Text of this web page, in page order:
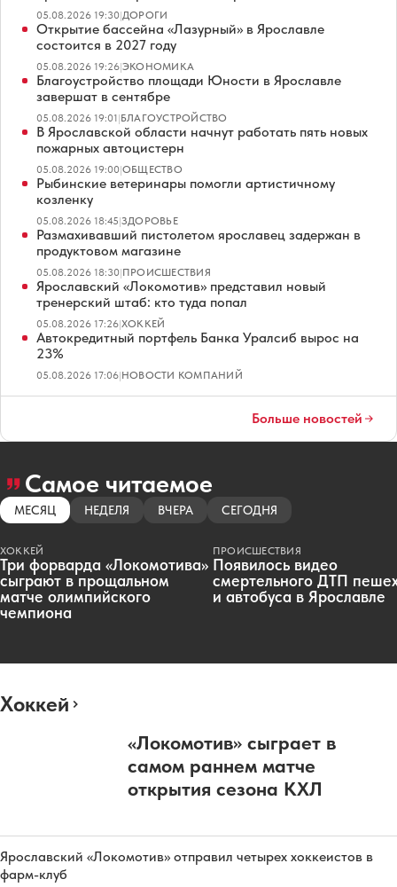
05.08.2026 19:30|ДОРОГИ
Открытие бассейна «Лазурный» в Ярославле
состоится в 2027 году
05.08.2026 19:26|ЭКОНОМИКА
Благоустройство площади Юности в Ярославле
завершат в сентябре
05.08.2026 19:01|БЛАГОУСТРОЙСТВО
В Ярославской области начнут работать пять новых
пожарных автоцистерн
05.08.2026 19:00|ОБЩЕСТВО
Рыбинские ветеринары помогли артистичному
козленку
05.08.2026 18:45|ЗДОРОВЬЕ
Размахивавший пистолетом ярославец задержан в
продуктовом магазине
05.08.2026 18:30|ПРОИСШЕСТВИЯ
Ярославский «Локомотив» представил новый
тренерский штаб: кто туда попал
05.08.2026 17:26|ХОККЕЙ
Автокредитный портфель Банка Уралсиб вырос на
23%
05.08.2026 17:06|НОВОСТИ КОМПАНИЙ
Больше новостей
Самое читаемое
МЕСЯЦ НЕДЕЛЯ ВЧЕРА СЕГОДНЯ
ХОККЕЙ
Три форварда «Локомотива»
сыграют в прощальном
матче олимпийского
чемпиона
ПРОИСШЕСТВИЯ
Появилось видео
смертельного ДТП
и автобуса в Ярославле
Хоккей
«Локомотив» сыграет в
самом раннем матче
открытия сезона КХЛ
Ярославский «Локомотив» отправил четырех хоккеистов в
фарм-клуб